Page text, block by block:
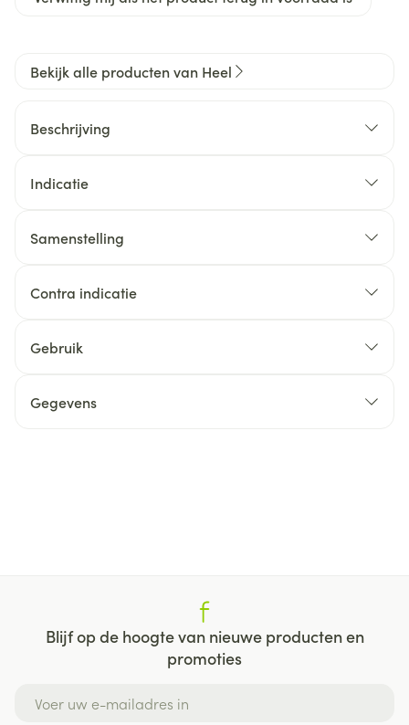
Bekijk alle producten van Heel
Beschrijving
Indicatie
Samenstelling
Contra indicatie
Gebruik
Gegevens
Blijf op de hoogte van nieuwe producten en
promoties